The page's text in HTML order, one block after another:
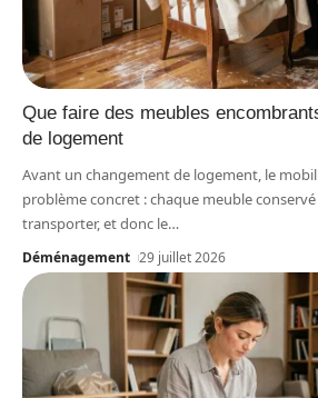
Que faire des meubles
de logement
Avant un changement de logement, le
problème concret : chaque meuble
transporter, et donc le…
Déménagement 29 juillet 2026